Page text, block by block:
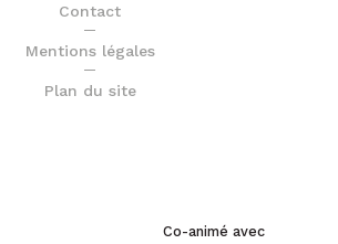
Contact
Mentions légales
Plan du site
Co-animé avec